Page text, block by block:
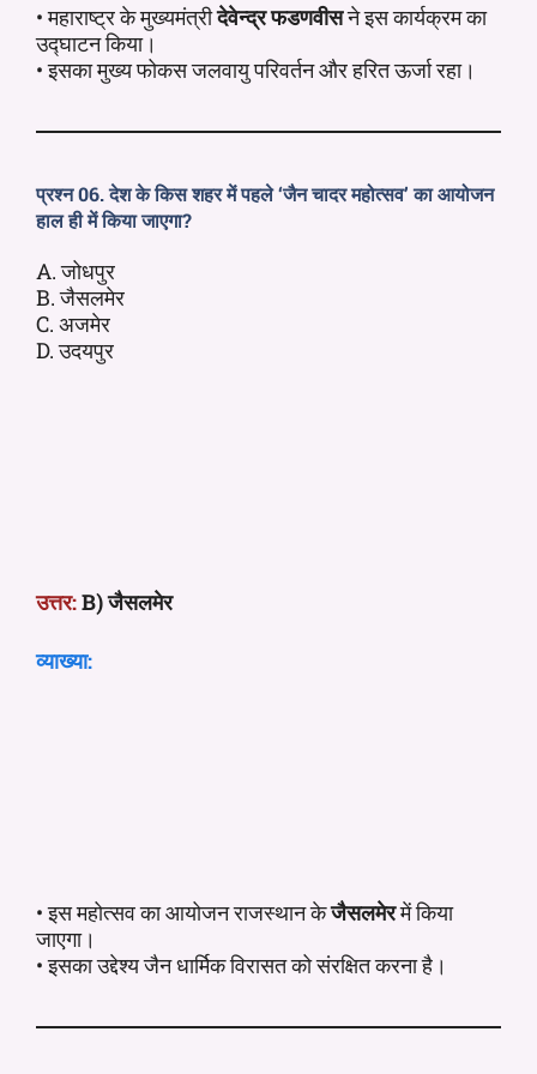
• महाराष्ट्र के मुख्यमंत्रीदेवेन्द्र फडणवीसने इस कार्यक्रम का
उद्घाटन किया।
• इसका मुख्य फोकस जलवायु परिवर्तन और हरित ऊर्जा रहा।
प्रश्न 06. देश के किस शहर में पहले ‘जैन चादर महोत्सव’ का आयोजन
हाल ही में किया जाएगा?
A. जोधपुर
B. जैसलमेर
C. अजमेर
D. उदयपुर
उत्तर:B) जैसलमेर
व्याख्या:
• इस महोत्सव का आयोजन राजस्थान केजैसलमेरमें किया
जाएगा।
• इसका उद्देश्य जैन धार्मिक विरासत को संरक्षित करना है।